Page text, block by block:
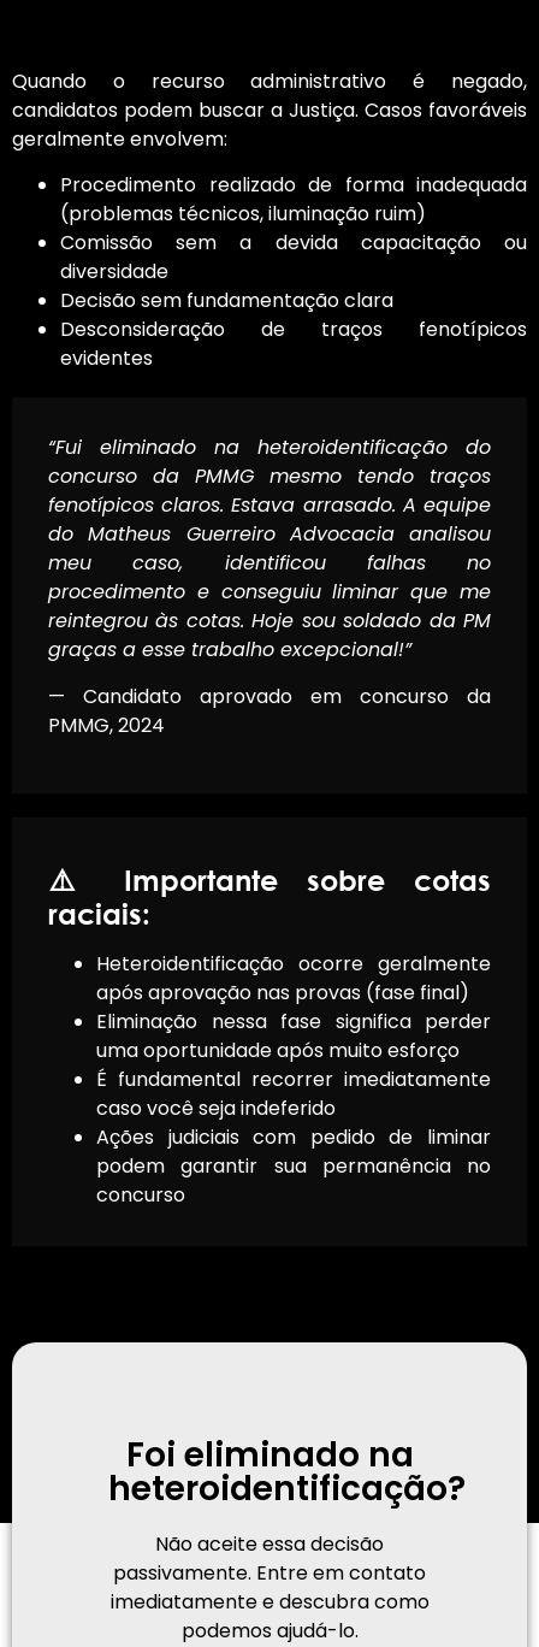
Quando o recurso administrativo é negado,
candidatos podem buscar a Justiça. Casos favoráveis
geralmente envolvem:
Procedimento realizado de forma inadequada
(problemas técnicos, iluminação ruim)
Comissão sem a devida capacitação ou
diversidade
Decisão sem fundamentação clara
Desconsideração de traços fenotípicos
evidentes
“Fui eliminado na heteroidentificação do
concurso da PMMG mesmo tendo traços
fenotípicos claros. Estava arrasado. A equipe
do Matheus Guerreiro Advocacia analisou
meu caso, identificou falhas no
procedimento e conseguiu liminar que me
reintegrou às cotas. Hoje sou soldado da PM
graças a esse trabalho excepcional!”
— Candidato aprovado em concurso da
PMMG, 2024
⚠️ Importante sobre cotas
raciais:
Heteroidentificação ocorre geralmente
após aprovação nas provas (fase final)
Eliminação nessa fase significa perder
uma oportunidade após muito esforço
É fundamental recorrer imediatamente
caso você seja indeferido
Ações judiciais com pedido de liminar
podem garantir sua permanência no
concurso
Foi eliminado na
heteroidentificação?
Não aceite essa decisão
passivamente. Entre em contato
imediatamente e descubra como
podemos ajudá-lo.